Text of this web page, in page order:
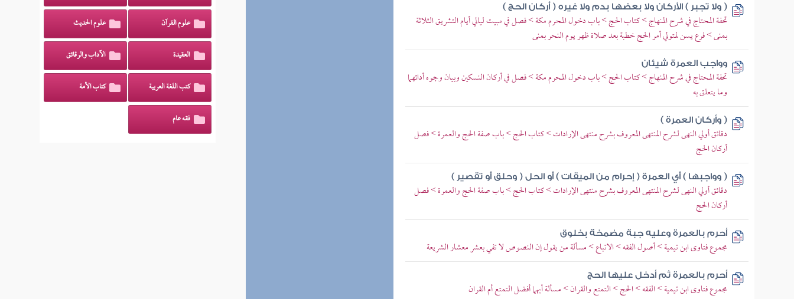
( ولا تجبر ) الأركان ولا بعضها بدم ولا غيره ( أركان الحج )
تحفة المحتاج في شرح المنهاج > كتاب الحج > باب دخول المحرم مكة > فصل في مبيت ليالي أيام التشريق الثلاثة
بمنى > فرع يسن لمتولي أمر الحج خطبة بعد صلاة ظهر يوم النحر بمنى
وواجب العمرة شيئان
تحفة المحتاج في شرح المنهاج > كتاب الحج > باب دخول المحرم مكة > فصل في أركان النسكين وبيان وجوه أدائهما
وما يتعلق به
( وأركان العمرة )
دقائق أولي النهى لشرح المنتهى المعروف بشرح منتهى الإرادات > كتاب الحج > باب صفة الحج والعمرة > فصل
أركان الحج
( وواجبها ) أي العمرة ( إحرام من الميقات ) أو الحل ( وحلق أو تقصير )
دقائق أولي النهى لشرح المنتهى المعروف بشرح منتهى الإرادات > كتاب الحج > باب صفة الحج والعمرة > فصل
أركان الحج
أحرم بالعمرة وعليه جبة مضمخة بخلوق
مجموع فتاوى ابن تيمية > أصول الفقه > الاتباع > مسألة من يقول إن النصوص لا تفي بعشر معشار الشريعة
أحرم بالعمرة ثم أدخل عليها الحج
مجموع فتاوى ابن تيمية > الفقه > الحج > التمتع والقران > مسألة أيهما أفضل التمتع أم القران
علوم القرآن علوم الحديث
العقيدة الآداب والرقائق
كتب اللغة العربية كتاب الأمة
فقه عام